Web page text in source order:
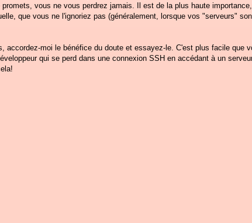
vous ne vous perdrez jamais. Il est de la plus haute
que vous ne l'ignoriez pas (généralement, lorsque vos "serveurs"
moi le bénéfice du doute et essayez-le. C'est plus facile que
qui se perd dans une connexion SSH en accédant à un